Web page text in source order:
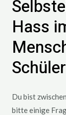
Hass
Du bist
bitte einige